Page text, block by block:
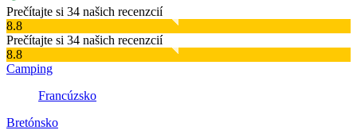
Prečítajte si 34 našich recenzcií
8.8
Prečítajte si 34 našich recenzcií
8.8
Camping
Francúzsko
Bretónsko